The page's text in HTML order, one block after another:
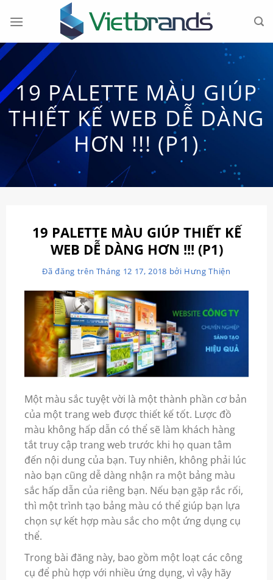
đến
dung
19 PALETTE MÀU GIÚP
THIẾT KẾ WEB DỄ DÀNG
HƠN !!! (P1)
19 PALETTE MÀU GIÚP THIẾT KẾ
WEB DỄ DÀNG HƠN !!! (P1)
Đã đăng trên Tháng 12 17, 2018 bởi Hưng Thiện
Một màu sắc tuyệt vời là một thành phần cơ bản
của một trangweb được thiết kếtốt. Lược đồ
màu không hấp dẫn có thể sẽ làm khách hàng
tắt truy cập trangweb trước khi họ quan tâm
đến nội dung của bạn. Tuy nhiên, không phải lúc
nào bạn cũng dễ dàng nhận ra một bảng màu
sắc hấp dẫn của riêng bạn. Nếu bạn gặp rắc rối,
thì một trình tạo bảng màu có thể giúp bạn lựa
chọn sự kết hợp màu sắc cho một ứng dụng cụ
thể.
Trong bài đăng này, bao gồm một loạt các công
cụ để phù hợp với nhiều ứng dụng, vì vậy hãy